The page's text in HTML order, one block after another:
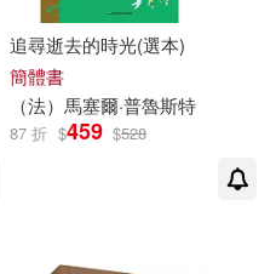
追尋逝去的時光(選本)
簡體書
（法） 馬塞爾·普魯斯特
87 折 $459 $528